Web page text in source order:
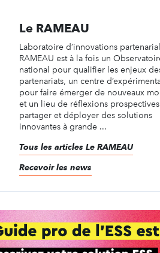
Le RAMEAU
Laboratoire d’innovations
RAMEAU est à la fois un
national pour qualifier les enjeux
partenariats, un centre
pour faire émerger de nouveaux
et un lieu de réflexions
partager et déployer des solutions
innovantes à grande ...
Tous les articles Le RAMEAU
Recevoir les news